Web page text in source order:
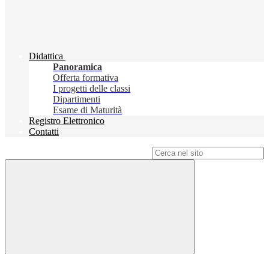
Didattica
Panoramica
Offerta formativa
I progetti delle classi
Dipartimenti
Esame di Maturità
Registro Elettronico
Contatti